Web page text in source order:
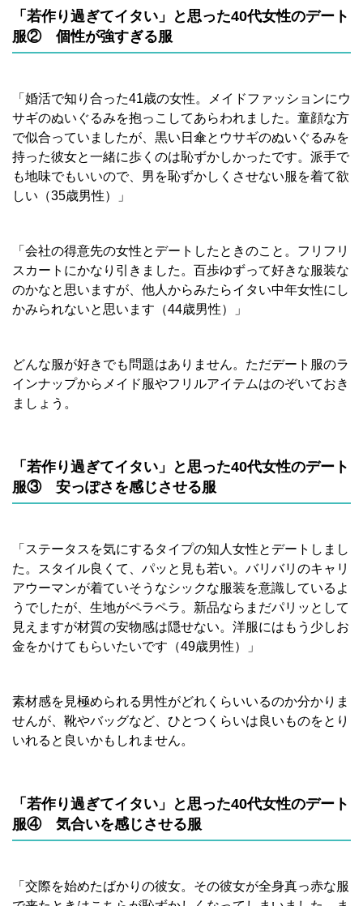
「若作り過ぎてイタい」と思った40代女性のデート
服② 個性が強すぎる服
「婚活で知り合った41歳の女性。メイドファッションにウ
サギのぬいぐるみを抱っこしてあらわれました。童顔な方
で似合っていましたが、黒い日傘とウサギのぬいぐるみを
持った彼女と一緒に歩くのは恥ずかしかったです。派手で
も地味でもいいので、男を恥ずかしくさせない服を着て欲
しい（35歳男性）」
「会社の得意先の女性とデートしたときのこと。フリフリ
スカートにかなり引きました。百歩ゆずって好きな服装な
のかなと思いますが、他人からみたらイタい中年女性にし
かみられないと思います（44歳男性）」
どんな服が好きでも問題はありません。ただデート服のラ
インナップからメイド服やフリルアイテムはのぞいておき
ましょう。
「若作り過ぎてイタい」と思った40代女性のデート
服③ 安っぽさを感じさせる服
「ステータスを気にするタイプの知人女性とデートしまし
た。スタイル良くて、パッと見も若い。バリバリのキャリ
アウーマンが着ていそうなシックな服装を意識しているよ
うでしたが、生地がペラペラ。新品ならまだパリッとして
見えますが材質の安物感は隠せない。洋服にはもう少しお
金をかけてもらいたいです（49歳男性）」
素材感を見極められる男性がどれくらいいるのか分かりま
せんが、靴やバッグなど、ひとつくらいは良いものをとり
いれると良いかもしれません。
「若作り過ぎてイタい」と思った40代女性のデート
服④ 気合いを感じさせる服
「交際を始めたばかりの彼女。その彼女が全身真っ赤な服